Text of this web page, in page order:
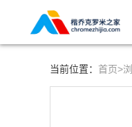
当前位置： 首页>